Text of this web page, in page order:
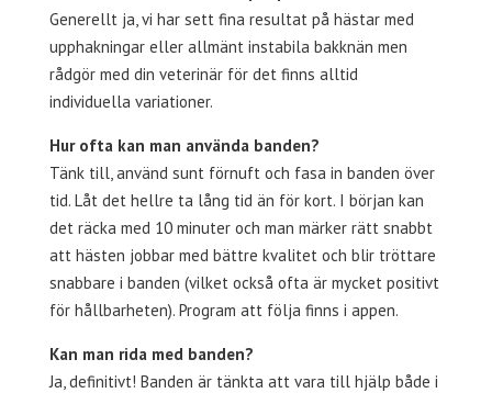
Generellt ja, vi har sett fina resultat på hästar med
upphakningar eller allmänt instabila bakknän men
rådgör med din veterinär för det finns alltid
individuella variationer.
Hur ofta kan man använda banden?
Tänk till, använd sunt förnuft och fasa in banden över
tid. Låt det hellre ta lång tid än för kort. I början kan
det räcka med 10 minuter och man märker rätt snabbt
att hästen jobbar med bättre kvalitet och blir tröttare
snabbare i banden (vilket också ofta är mycket positivt
för hållbarheten). Program att följa finns i appen.
Kan man rida med banden?
Ja, definitivt! Banden är tänkta att vara till hjälp både i